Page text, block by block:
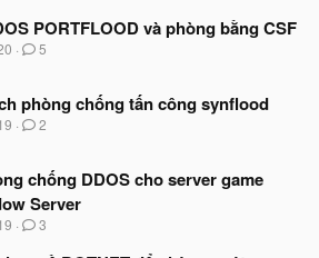
PORTFLOOD và phòng bằng CSF
5
phòng chống tấn công synflood
2
chống DDOS cho server game
Server
3